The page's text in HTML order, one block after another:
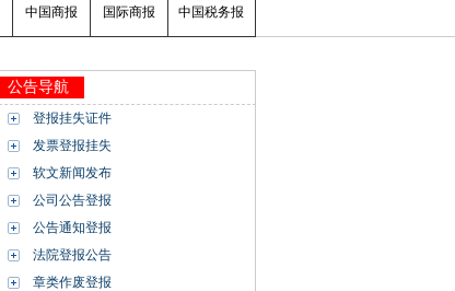
中国商报 国际商报 中国税务报
公告导航
登报挂失证件
发票登报挂失
软文新闻发布
公司公告登报
公告通知登报
法院登报公告
章类作废登报